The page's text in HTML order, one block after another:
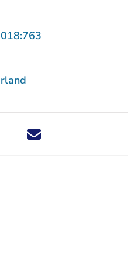
Deel dit nieuwsbericht via X -
Deel dit nieuwsbericht via
Deel dit nieuwsbericht
Deel dit